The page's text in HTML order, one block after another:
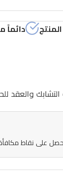
دائماً
والعقد
على نقاط